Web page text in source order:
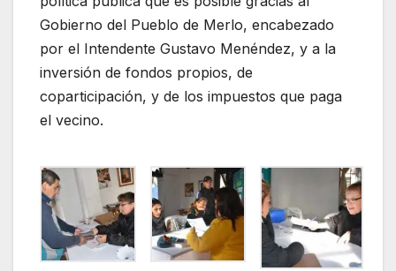
Gobierno del Pueblo de Merlo, encabezado
por el Intendente Gustavo Menéndez, y a la
inversión de fondos propios, de
coparticipación, y de los impuestos que paga
el vecino.